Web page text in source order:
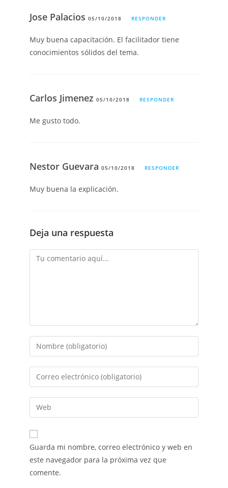
Jose Palacios05/10/2018 RESPONDER
Muy buena capacitación. El facilitador tiene
conocimientos sólidos del tema.
Carlos Jimenez05/10/2018 RESPONDER
Me gusto todo.
Nestor Guevara05/10/2018 RESPONDER
Muy buena la explicación.
Deja una respuesta
Guarda mi nombre, correo electrónico y web en
este navegador para la próxima vez que
comente.